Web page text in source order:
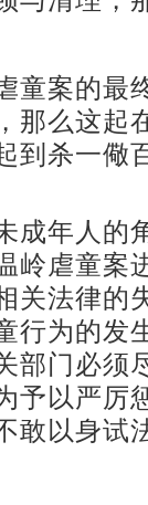
案的最
那么这起
到杀一儆
年人的
岭虐童案
关法律的
行为的发
部门必须
予以严厉
敢以身试